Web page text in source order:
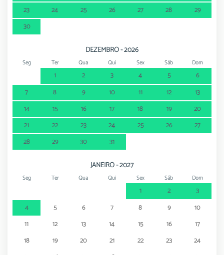
23 24 25 26 27 28
29
30
DEZEMBRO - 2026
Seg Ter Qua Qui Sex Sáb Dom
1 2 3 4 5
6
7
8 9 10 11 12
13
14
15 16 17 18 19
20
21
22 23 24 25 26
27
28
29 30 31
JANEIRO - 2027
Seg Ter Qua Qui Sex Sáb Dom
1 2
3
4
5 6 7 8 9
10
11
12 13 14 15 16
17
18
19 20 21 22 23
24